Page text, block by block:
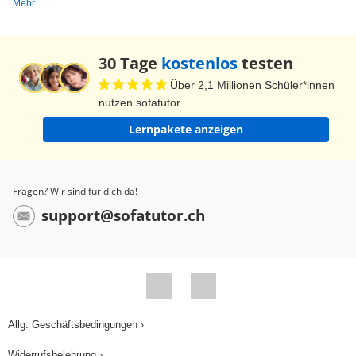
einem Fußballstadion! Und es wird noch
verrückter! Protonen und Neutronen sind einzeln
ungefähr ZWEITAUSEND Mal schwerer als
Elektronen. Das heißt, fast die GESAMTE Masse
sich dagegen fast gar nichts, nur leerer Raum!
Trotzdem spielen die Elektronen aufgrund ihrer
Chemie. Sie sind dafür verantwortlich, dass
entstehen neue STOFFE, wie beispielsweise
Mehr
30 Tage kostenlostesten
Über 2,1 Millionen Schüler*innen
nutzen sofatutor
Lernpakete anzeigen
Fragen? Wir sind für dich da!
support@sofatutor.ch
Allg. Geschäftsbedingungen ›